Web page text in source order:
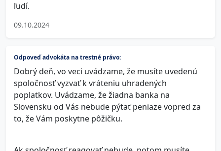
ľudí.
09.10.2024
Odpoveď advokáta na trestné právo:
Dobrý deň, vo veci uvádzame, že musíte uvedenú
spoločnosť vyzvať k vráteniu uhradených
poplatkov. Uvádzame, že žiadna banka na
Slovensku od Vás nebude pýtať peniaze vopred za
to, že Vám poskytne pôžičku.